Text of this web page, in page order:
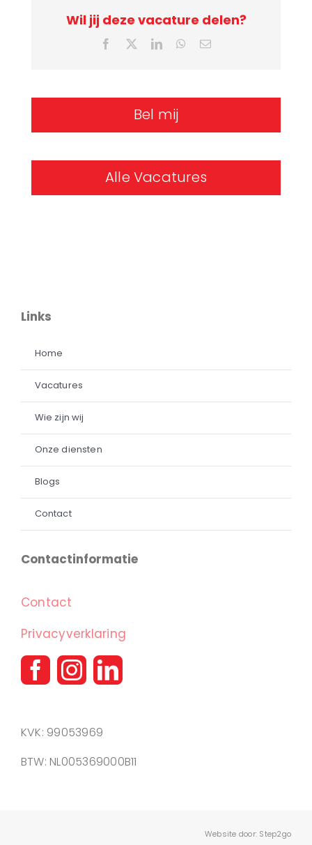
Wil jij deze vacature delen?
FacebookLinkedInWhatsApp
E-
Bel mij
Alle Vacatures
Links
Home
Vacatures
Wie zijn wij
Onze diensten
Blogs
Contact
Contactinformatie
Contact
Privacyverklaring
KVK: 99053969
BTW: NL005369000B11
Website door: Step2go